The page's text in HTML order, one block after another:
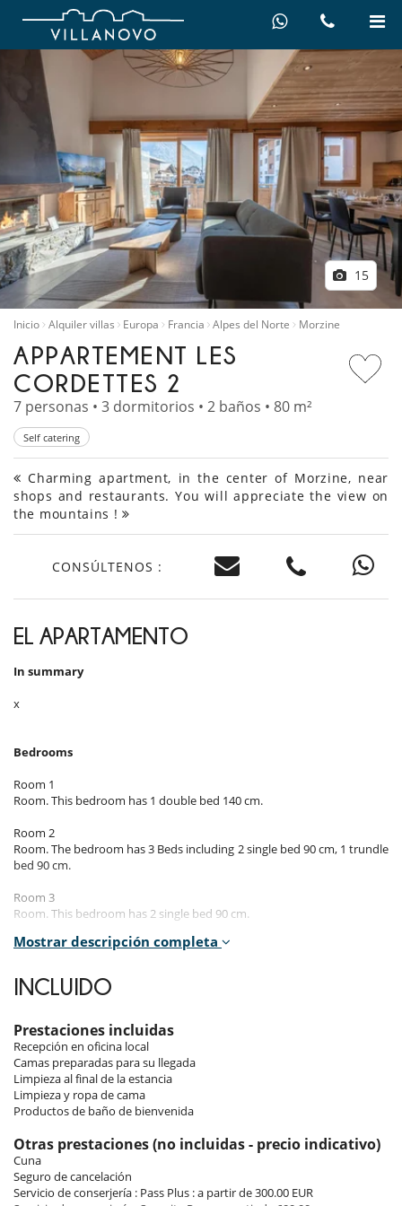
15
Inicio Alquiler villas Europa Francia Alpes del Norte Morzine
APPARTEMENT LES
CORDETTES 2
7 personas • 3 dormitorios • 2 baños • 80 m²
Self catering
Charming apartment, in the center of Morzine, near
shops and restaurants. You will appreciate the view on
the mountains !
CONSÚLTENOS :
EL APARTAMENTO
In summary
x
Bedrooms
Room 1
Room. This bedroom has 1 double bed 140 cm.
Room 2
Room. The bedroom has 3 Beds including 2 single bed 90 cm, 1 trundle
bed 90 cm.
Room 3
Room. This bedroom has 2 single bed 90 cm.
x
Outdoors
x
x
Mostrar descripción completa
INCLUIDO
Prestaciones incluidas
Recepción en oficina local
Camas preparadas para su llegada
Limpieza al final de la estancia
Limpieza y ropa de cama
Productos de baño de bienvenida
Otras prestaciones (no incluidas - precio indicativo)
Cuna
Seguro de cancelación
Servicio de conserjería : Pass Plus : a partir de 300.00 EUR